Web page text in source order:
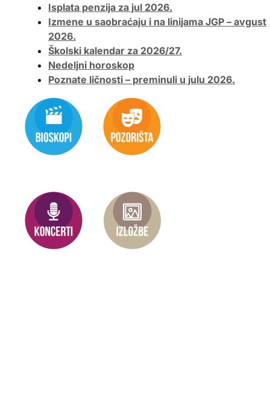
Isplata penzija za jul 2026.
Izmene u saobraćaju i na linijama JGP – avgust
2026.
Školski kalendar za 2026/27.
Nedeljni horoskop
Poznate ličnosti – preminuli u julu 2026.